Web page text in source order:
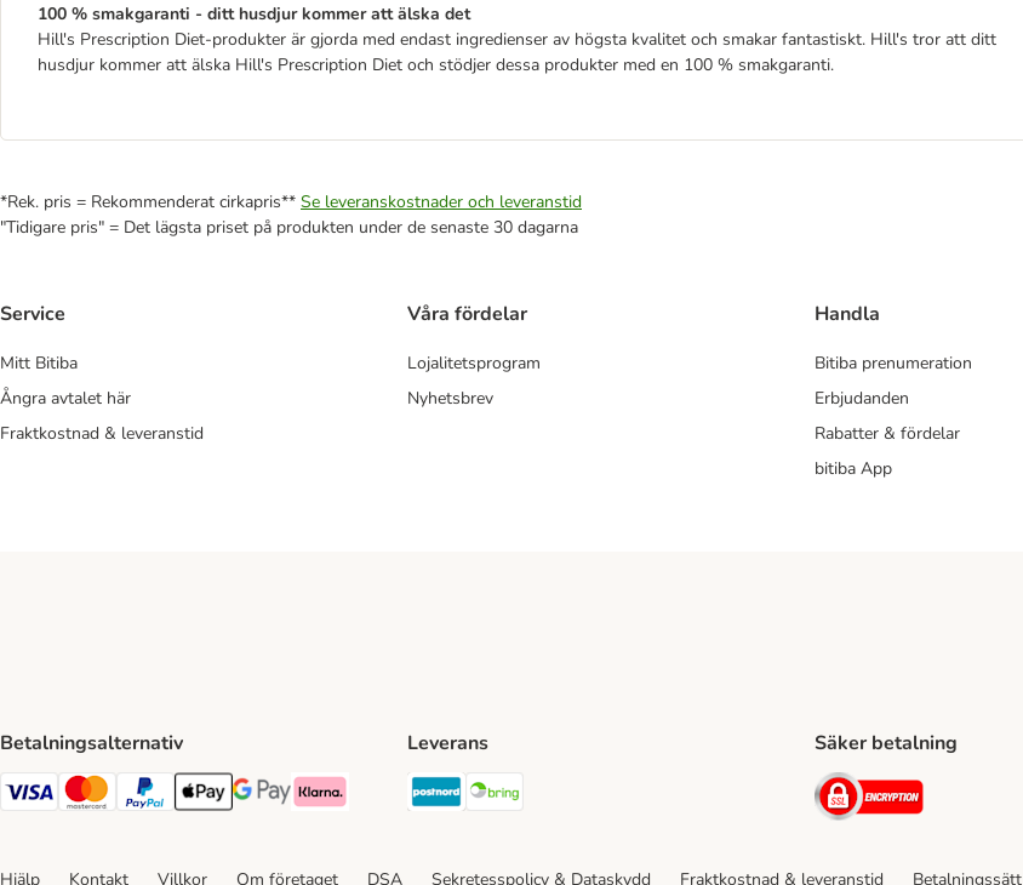
100 % smakgaranti - ditt husdjur kommer att älska det
Hill's Prescription Diet-produkter är gjorda med endast ingredienser av högsta kvalitet och smakar fantastiskt. Hill's tror att ditt
husdjur kommer att älska Hill's Prescription Diet och stödjer dessa produkter med en 100 % smakgaranti.
*Rek. pris = Rekommenderat cirkapris** Se leveranskostnader och leveranstid
"Tidigare pris" = Det lägsta priset på produkten under de senaste 30 dagarna
Service
Mitt Bitiba
Ångra avtalet här
Fraktkostnad & leveranstid
Våra fördelar
Lojalitetsprogram
Nyhetsbrev
Handla
Bitiba prenumeration
Erbjudanden
Rabatter & fördelar
bitiba App
Betalningsalternativ
VISA Payment Method
Mastercard Payment Method
Paypal Payment Method
Apple Pay Payment Method
Google Pay Payment Method
Klarna Payment Method
Leverans
Postnord Shipping Method
Säker betalning
Security
Hjälp Kontakt Villkor Om företaget DSA Sekretesspolicy & Dataskydd Fraktkostnad & leveranstid Betalningssätt